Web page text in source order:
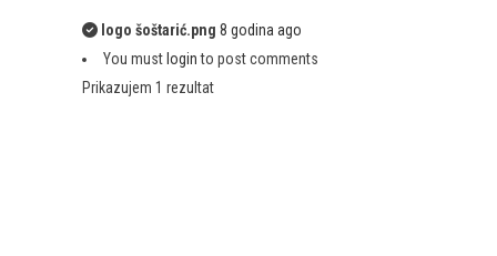
logo šoštarić.png 8 godina ago
You must loginto post comments
Prikazujem 1 rezultat